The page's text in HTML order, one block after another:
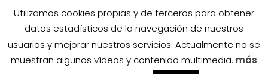
Copyright 2024 Rubiabogados, Todos los
derechos reservados
Diseñado por
Interiberica
Utilizamos cookies propias y de terceros para obtener
datos estadísticos de la navegación de nuestros
usuarios y mejorar nuestros servicios. Actualmente no se
muestran algunos vídeos y contenido multimedia. más